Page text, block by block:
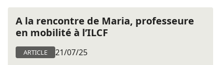
A la rencontre de Maria, professeure
en mobilité à l’ILCF
ARTICLE 21/07/25